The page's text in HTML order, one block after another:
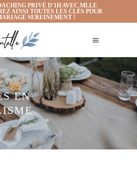
PRIVÉ D'1H AVEC MLLE
AINSI TOUTES LES CLÉS POUR
SEREINEMENT !
EN